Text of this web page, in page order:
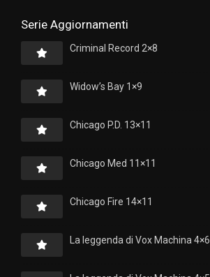
Serie Aggiornamenti
Criminal Record 2×8
Widow’s Bay 1×9
Chicago P.D. 13×11
Chicago Med 11×11
Chicago Fire 14×11
La leggenda di Vox Machina 4×6